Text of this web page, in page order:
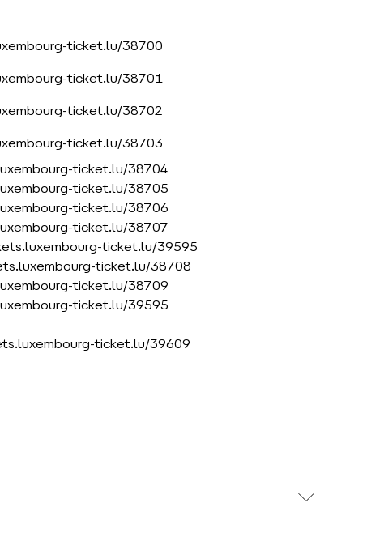
ticket.lu/38700
ticket.lu/38701
ticket.lu/38702
ticket.lu/38703
ticket.lu/38704
ticket.lu/38705
ticket.lu/38706
ticket.lu/38707
ticket.lu/39595
ticket.lu/38708
ticket.lu/38709
ticket.lu/39595
ticket.lu/39609